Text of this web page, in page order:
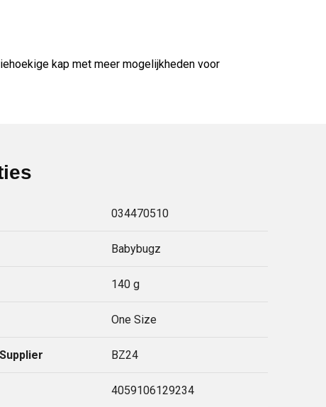
kap met meer mogelijkheden voor
034470510
Babybugz
140 g
One Size
BZ24
4059106129234